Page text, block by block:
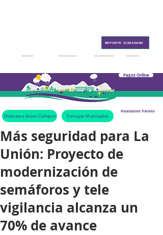
Pagos Online
Ordenanza Acoso Callejero Concejos Municipales
Fiscalización Tránsito
REPORTE CIUDADANO
Más seguridad para La
Unión: Proyecto de
modernización de
semáforos y tele
vigilancia alcanza un
70% de avance